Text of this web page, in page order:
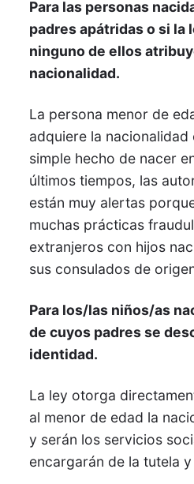
Para las personas
padres apátridas o si la
ninguno de ellos
nacionalidad.
La persona menor de
adquiere la nacionalidad
simple hecho de nacer
últimos tiempos, las
están muy alertas
muchas prácticas
extranjeros con hijos
sus consulados de
Para los/las niños/as
de cuyos padres se
identidad.
La ley otorga
al menor de edad la
y serán los servicios
encargarán de la tutela